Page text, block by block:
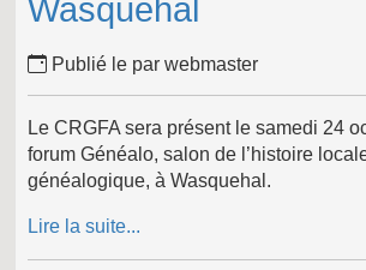
Wasquehal
Publié le par webmaster
Le CRGFA sera présent le samedi 24
forum Généalo, salon de l’histoire
généalogique, à Wasquehal.
Lire la suite...